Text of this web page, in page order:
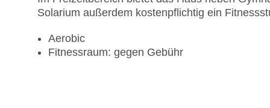
Solarium außerdem kostenpflichtig ein
Aerobic
Fitnessraum: gegen Gebühr